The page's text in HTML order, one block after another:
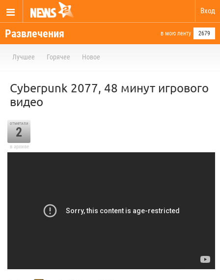
Вход
Развлечения в мою ленту 2679
Лучшее Горячее Новое
Cyberpunk 2077, 48 минут игрового
видео
отметили
2
в архиве